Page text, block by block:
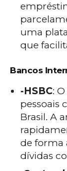
uma
que
Bancos
-HSBC:
pessoais
Brasil. A
de forma
dívidas